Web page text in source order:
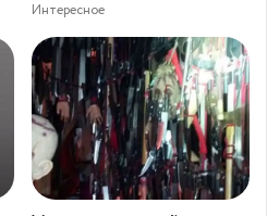
Интересное